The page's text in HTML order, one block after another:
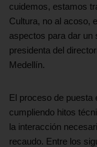
cuidemos, estamos
Cultura, no al acoso,
aspectos para dar un
presidenta del
Medellín.
El proceso de puesta
cumpliendo hitos
la interacción
recaudo. Entre los